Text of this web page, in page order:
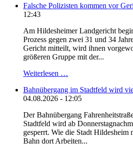
Falsche Polizisten kommen vor
12:43
Am Hildesheimer Landgericht
Prozess gegen zwei 31 und 34
Gericht mitteilt, wird ihnen
größeren Gruppe mit der...
Weiterlesen …
Bahnübergang im Stadtfeld wird
04.08.2026 - 12:05
Der Bahnübergang
Stadtfeld wird ab
gesperrt. Wie die Stadt Hildesheim
Bahn dort Arbeiten...